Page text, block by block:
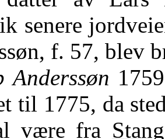
senere
f. 57, blev
Anderssøn
til 1775, da
være fra